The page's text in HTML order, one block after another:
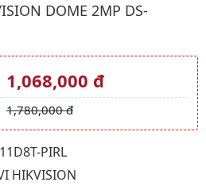
DOME 2MP DS-
mãi
1,068,000 đ
1,780,000 đ
PIRL
HIKVISION